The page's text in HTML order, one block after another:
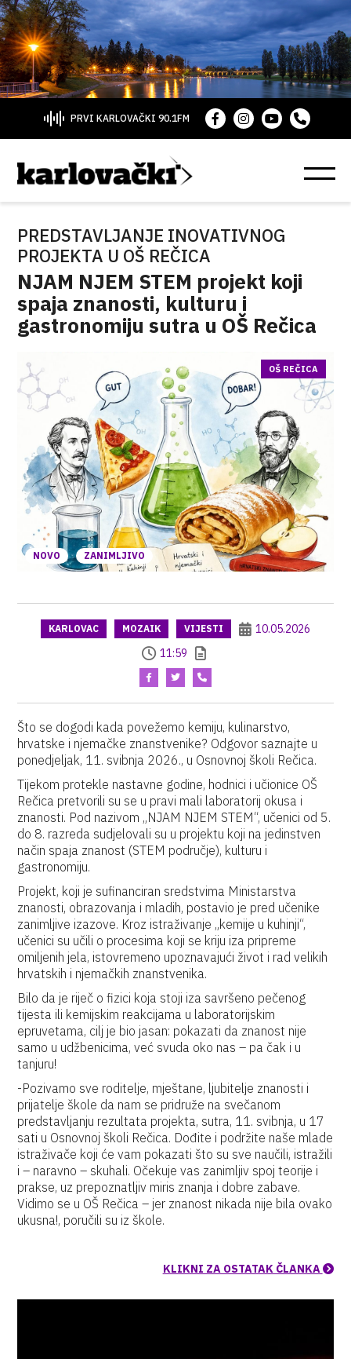
PRVI KARLOVAČKI 90.1FM
PREDSTAVLJANJE INOVATIVNOG
PROJEKTA U OŠ REČICA
NJAM NJEM STEM projekt koji
spaja znanosti, kulturu i
gastronomiju sutra u OŠ Rečica
NOVO ZANIMLJIVO
OŠ REČICA
KARLOVAC MOZAIK VIJESTI
10.05.2026
11:59
Što se dogodi kada povežemo kemiju, kulinarstvo,
hrvatske i njemačke znanstvenike? Odgovor saznajte u
ponedjeljak, 11. svibnja 2026., u Osnovnoj školi Rečica.
Tijekom protekle nastavne godine, hodnici i učionice OŠ
Rečica pretvorili su se u pravi mali laboratorij okusa i
znanosti. Pod nazivom „NJAM NJEM STEM“, učenici od 5.
do 8. razreda sudjelovali su u projektu koji na jedinstven
način spaja znanost (STEM područje), kulturu i
gastronomiju.
Projekt, koji je sufinanciran sredstvima Ministarstva
znanosti, obrazovanja i mladih, postavio je pred učenike
zanimljive izazove. Kroz istraživanje „kemije u kuhinji“,
učenici su učili o procesima koji se kriju iza pripreme
omiljenih jela, istovremeno upoznavajući život i rad velikih
hrvatskih i njemačkih znanstvenika.
Bilo da je riječ o fizici koja stoji iza savršeno pečenog
tijesta ili kemijskim reakcijama u laboratorijskim
epruvetama, cilj je bio jasan: pokazati da znanost nije
samo u udžbenicima, već svuda oko nas – pa čak i u
tanjuru!
-Pozivamo sve roditelje, mještane, ljubitelje znanosti i
prijatelje škole da nam se pridruže na svečanom
predstavljanju rezultata projekta, sutra, 11. svibnja, u 17
sati u Osnovnoj školi Rečica. Dođite i podržite naše mlade
istraživače koji će vam pokazati što su sve naučili, istražili
i – naravno – skuhali. Očekuje vas zanimljiv spoj teorije i
prakse, uz prepoznatljiv miris znanja i dobre zabave.
Vidimo se u OŠ Rečica – jer znanost nikada nije bila ovako
ukusna!, poručili su iz škole.
KLIKNI ZA OSTATAK ČLANKA